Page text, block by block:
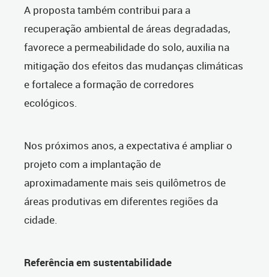
A proposta também contribui para a
recuperação ambiental de áreas degradadas,
favorece a permeabilidade do solo, auxilia na
mitigação dos efeitos das mudanças climáticas
e fortalece a formação de corredores
ecológicos.
Nos próximos anos, a expectativa é ampliar o
projeto com a implantação de
aproximadamente mais seis quilômetros de
áreas produtivas em diferentes regiões da
cidade.
Referência em sustentabilidade